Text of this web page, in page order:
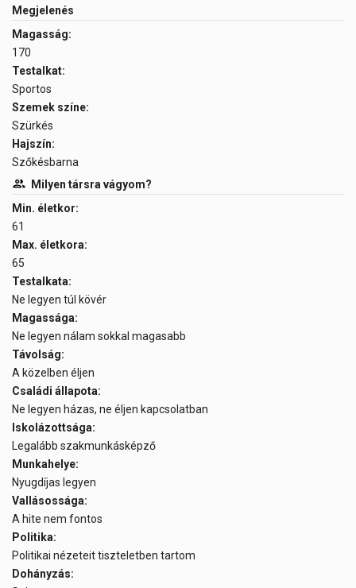
Megjelenés
Magasság:
170
Testalkat:
Sportos
Szemek színe:
Szürkés
Hajszín:
Szőkésbarna
Milyen társra vágyom?
Min. életkor:
61
Max. életkora:
65
Testalkata:
Ne legyen túl kövér
Magassága:
Ne legyen nálam sokkal magasabb
Távolság:
A közelben éljen
Családi állapota:
Ne legyen házas, ne éljen kapcsolatban
Iskolázottsága:
Legalább szakmunkásképző
Munkahelye:
Nyugdíjas legyen
Vallásossága:
A hite nem fontos
Politika:
Politikai nézeteit tiszteletben tartom
Dohányzás: